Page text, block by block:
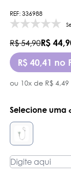
REF: 336988
R$ 54,90R$
R$ 40,41 no
ou 10x de R$
Selecione uma